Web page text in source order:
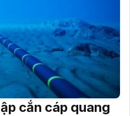
cắn cáp quang